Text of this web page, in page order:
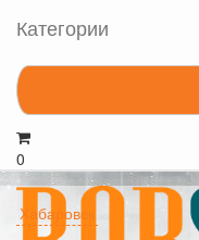
Категории
0
Хабаровск